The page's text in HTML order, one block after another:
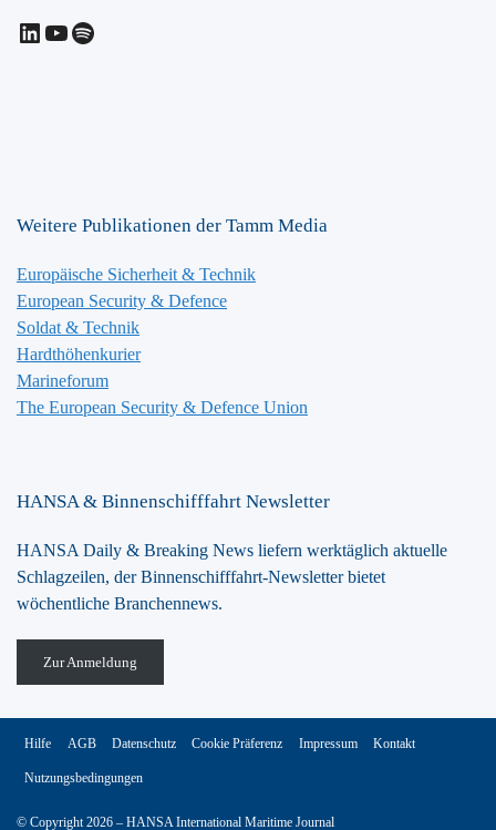
LinkedIn
YouTube
Spotify
Weitere Publikationen der Tamm Media
Europäische Sicherheit & Technik
European Security & Defence
Soldat & Technik
Hardthöhenkurier
Marineforum
The European Security & Defence Union
HANSA & Binnenschifffahrt Newsletter
HANSA Daily & Breaking News liefern werktäglich aktuelle
Schlagzeilen, der Binnenschifffahrt-Newsletter bietet
wöchentliche Branchennews.
Zur Anmeldung
© Copyright 2026 – HANSA International Maritime Journal
Hilfe AGB Datenschutz Cookie Präferenz Impressum Kontakt
Nutzungsbedingungen